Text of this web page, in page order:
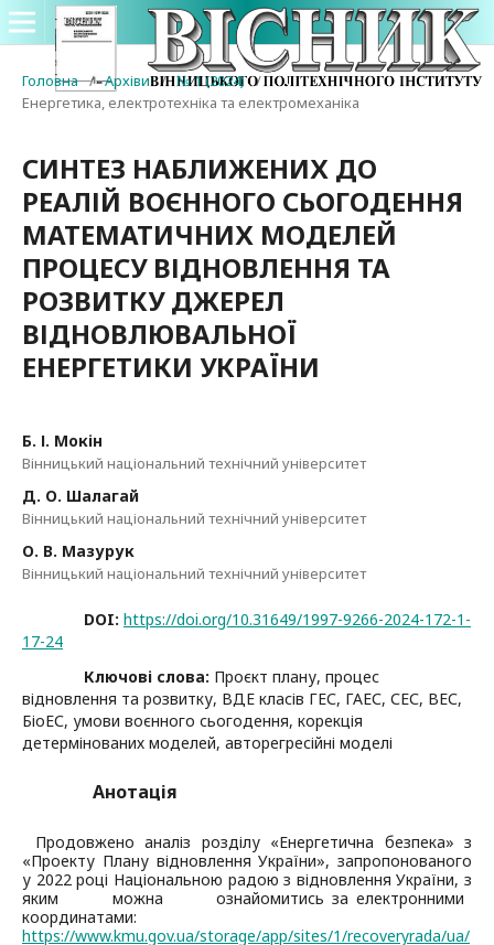
Головна / Архіви / № 1 (2024) /
Енергетика, електротехніка та електромеханіка
СИНТЕЗ НАБЛИЖЕНИХ ДО
РЕАЛІЙ ВОЄННОГО СЬОГОДЕННЯ
МАТЕМАТИЧНИХ МОДЕЛЕЙ
ПРОЦЕСУ ВІДНОВЛЕННЯ ТА
РОЗВИТКУ ДЖЕРЕЛ
ВІДНОВЛЮВАЛЬНОЇ
ЕНЕРГЕТИКИ УКРАЇНИ
Б. І. Мокін
Вінницький національний технічний університет
Д. О. Шалагай
Вінницький національний технічний університет
О. В. Мазурук
Вінницький національний технічний університет
DOI: https://doi.org/10.31649/1997-9266-2024-172-1-
17-24
Ключові слова: Проєкт плану, процес
відновлення та розвитку, ВДЕ класів ГЕС, ГАЕС, СЕС, ВЕС,
БіоЕС, умови воєнного сьогодення, корекція
детермінованих моделей, авторегресійні моделі
Анотація
Продовжено аналіз розділу «Енергетична безпека» з
«Проекту Плану відновлення України», запропонованого
у 2022 році Національною радою з відновлення України, з
яким можна ознайомитись за електронними
координатами:
https://www.kmu.gov.ua/storage/app/sites/1/recoveryrada/ua/